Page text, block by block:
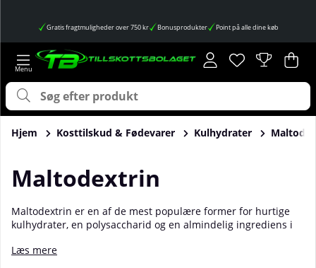
Gratis fragtmuligheder over 750 kr Bonusprodukter Point på alle dine køb
Ønskeliste
Antal på
. .
Hjem Kosttilskud & Fødevarer Kulhydrater
Maltodextrin
Maltodextrin er en af de mest populære former for hurtige
kulhydrater, en polysaccharid og en almindelig ingrediens i
(GI) giver det hurtig energi til musklerne og er derfor perfekt i
Læs mere